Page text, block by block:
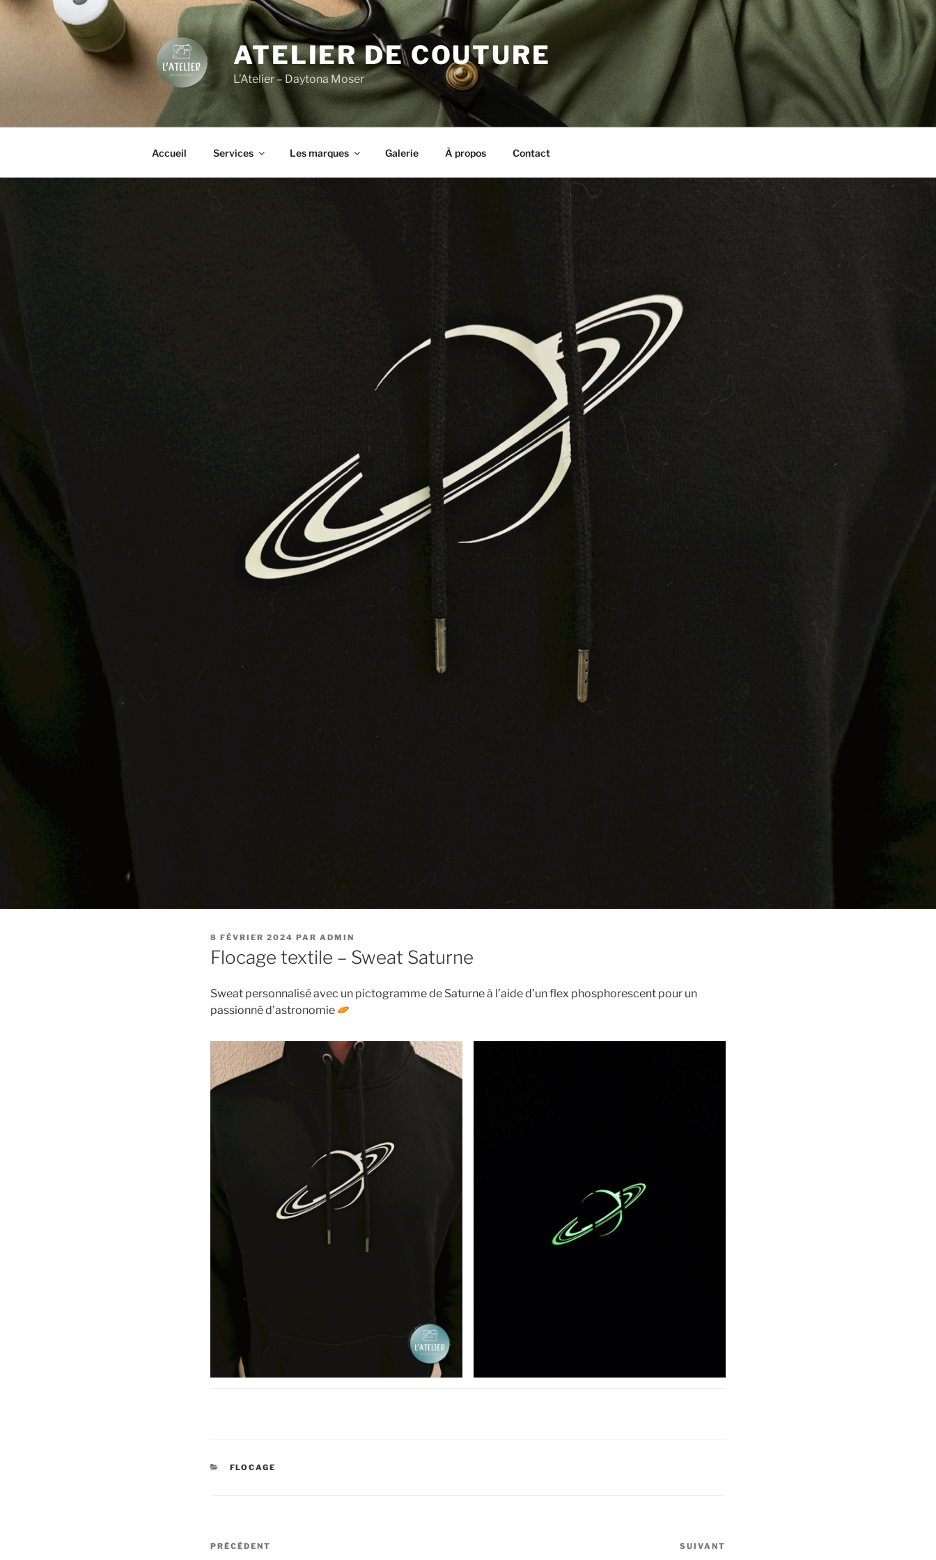
Aller
ATELIER DE COUTURE
L’Atelier – Daytona Moser
Accueil Services Les marques Galerie À propos Contact
PUBLIÉ
LE
8 FÉVRIER 2024 PAR ADMIN
Flocage textile – Sweat Saturne
Sweat personnalisé avec un pictogramme de Saturne à l’aide d’un flex phosphorescent pour un
passionné d’astronomie
CATÉGORIES
FLOCAGE
Navigation
Article
PRÉCÉDENT SUIVANT